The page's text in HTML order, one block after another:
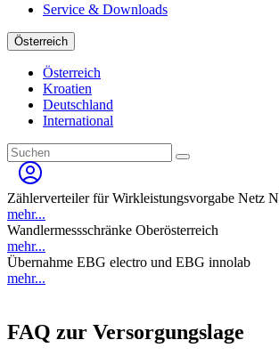
Service & Downloads
Österreich
Österreich
Kroatien
Deutschland
International
Zählerverteiler für Wirkleistungsvorgabe Netz
mehr...
Wandlermessschränke Oberösterreich
mehr...
Übernahme EBG electro und EBG innolab
mehr...
FAQ zur Versorgungslage